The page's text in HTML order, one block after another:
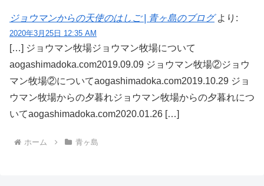
ジョウマンからの天使のはしご | 青ヶ島のブログ より:
2020年3月25日 12:35 AM
[…] ジョウマン牧場ジョウマン牧場について
aogashimadoka.com2019.09.09 ジョウマン牧場②ジョウ
マン牧場②についてaogashimadoka.com2019.10.29 ジョ
ウマン牧場からの夕暮れジョウマン牧場からの夕暮れにつ
いてaogashimadoka.com2020.01.26 […]
ホーム 青ヶ島